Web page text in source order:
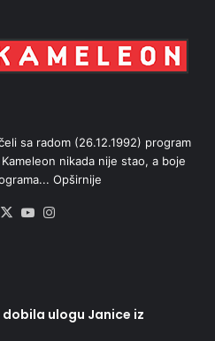
sa radom (26.12.1992) program
nikada nije stao, a boje
Opširnije
Facebook
X YouTube
dobila ulogu Janice iz